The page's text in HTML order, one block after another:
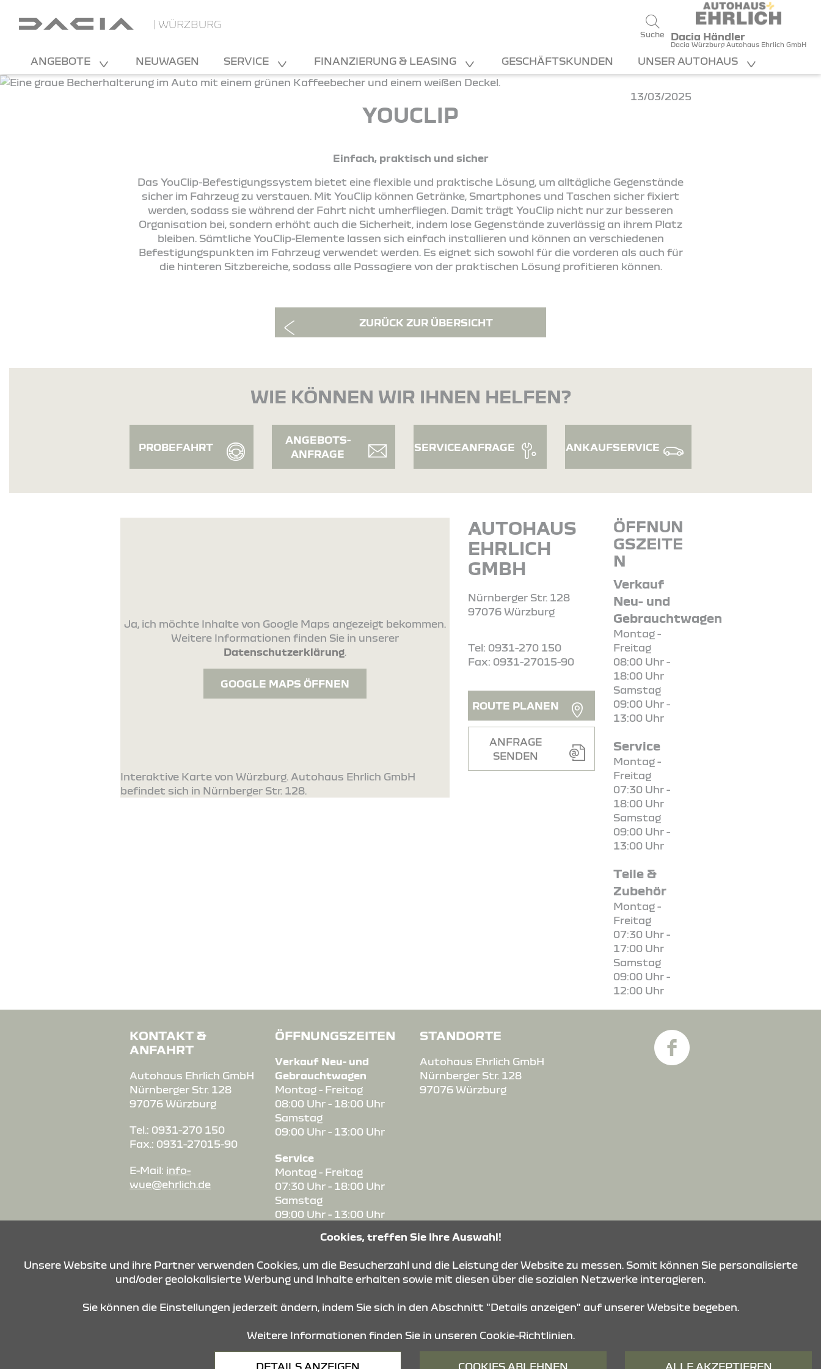
| WÜRZBURG
Suche Dacia Händler
Dacia Würzburg Autohaus Ehrlich GmbH
ANGEBOTE NEUWAGEN SERVICE FINANZIERUNG & LEASING GESCHÄFTSKUNDEN UNSER AUTOHAUS
13/03/2025
YOUCLIP
Einfach, praktisch und sicher
Das YouClip-Befestigungssystem bietet eine flexible und praktische Lösung, um alltägliche Gegenstände
sicher im Fahrzeug zu verstauen. Mit YouClip können Getränke, Smartphones und Taschen sicher fixiert
werden, sodass sie während der Fahrt nicht umherfliegen. Damit trägt YouClip nicht nur zur besseren
Organisation bei, sondern erhöht auch die Sicherheit, indem lose Gegenstände zuverlässig an ihrem Platz
bleiben. Sämtliche YouClip-Elemente lassen sich einfach installieren und können an verschiedenen
Befestigungspunkten im Fahrzeug verwendet werden. Es eignet sich sowohl für die vorderen als auch für
die hinteren Sitzbereiche, sodass alle Passagiere von der praktischen Lösung profitieren können.
ZURÜCK ZUR ÜBERSICHT
WIE KÖNNEN WIR IHNEN HELFEN?
PROBEFAHRT
ANGEBOTS-
ANFRAGE
SERVICEANFRAGE ANKAUFSERVICE
Ja, ich möchte Inhalte von Google Maps angezeigt bekommen.
Weitere Informationen finden Sie in unserer
Datenschutzerklärung.
GOOGLE MAPS ÖFFNEN
Interaktive Karte von Würzburg. Autohaus Ehrlich GmbH
befindet sich in Nürnberger Str. 128.
AUTOHAUS
EHRLICH
GMBH
Nürnberger Str. 128
97076 Würzburg
Tel: 0931-270 150
Fax: 0931-27015-90
ROUTE PLANEN
ANFRAGE
SENDEN
ÖFFNUN
GSZEITE
N
Verkauf
Neu- und
Gebrauchtwagen
Montag -
Freitag
08:00 Uhr -
18:00 Uhr
Samstag
09:00 Uhr -
13:00 Uhr
Service
Montag -
Freitag
07:30 Uhr -
18:00 Uhr
Samstag
09:00 Uhr -
13:00 Uhr
Teile &
Zubehör
Montag -
Freitag
07:30 Uhr -
17:00 Uhr
Samstag
09:00 Uhr -
12:00 Uhr
KONTAKT &
ANFAHRT
Autohaus Ehrlich GmbH
Nürnberger Str. 128
97076 Würzburg
Tel.: 0931-270 150
Fax.: 0931-27015-90
E-Mail: info-
wue@ehrlich.de
ÖFFNUNGSZEITEN
Verkauf Neu- und
Gebrauchtwagen
Montag - Freitag
08:00 Uhr - 18:00 Uhr
Samstag
09:00 Uhr - 13:00 Uhr
Service
Montag - Freitag
07:30 Uhr - 18:00 Uhr
Samstag
09:00 Uhr - 13:00 Uhr
Teile & Zubehör
07:30 Uhr - 17:00 Uhr
Samstag
STANDORTE
Autohaus Ehrlich GmbH
Nürnberger Str. 128
97076 Würzburg
Cookies Barrierefreiheit © 2026 Dacia
Cookies, treffen Sie Ihre Auswahl!
Unsere Website und ihre Partner verwenden Cookies, um die Besucherzahl und die Leistung der Website zu messen. Somit können Sie personalisierte
und/oder geolokalisierte Werbung und Inhalte erhalten sowie mit diesen über die sozialen Netzwerke interagieren.
Sie können die Einstellungen jederzeit ändern, indem Sie sich in den Abschnitt "Details anzeigen" auf unserer Website begeben.
Weitere Informationen finden Sie in unseren Cookie-Richtlinien.
DETAILS ANZEIGEN COOKIES ABLEHNEN ALLE AKZEPTIEREN